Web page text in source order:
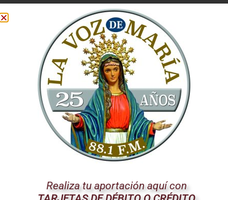
el Santo Padre, subrayando su papel insustituible en la
transmisión de la tradición y los valores.
Más Allá de la Productividad
El Papa León XIV critica sutilmente la cultura de la
«eficiencia»que tiende a descartar o marginar a quienes
ya no se ajustan a los parámetros de la juventud y la
máxima productividad. Nos recuerda que el valor de una
persona no disminuye con la edad, sino que, al contrario,
se enriquece.
Los ancianos ofrecen una perspectiva
, forjada en la contemplación y en una relación más
profunda con Dios.
Contemplación
Realiza tu aportación aquí con